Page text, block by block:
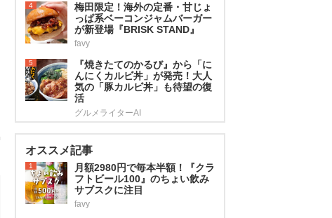
4
梅田限定！海外の定番・甘じょ
っぱ系ベーコンジャムバーガー
が新登場『BRISK STAND』
favy
5
『焼きたてのかるび』から「に
んにくカルビ丼」が発売！大人
気の「豚カルビ丼」も待望の復
活
グルメライターAI
オススメ記事
1
月額2980円で毎本半額！『クラ
フトビール100』のちょい飲み
サブスクに注目
favy